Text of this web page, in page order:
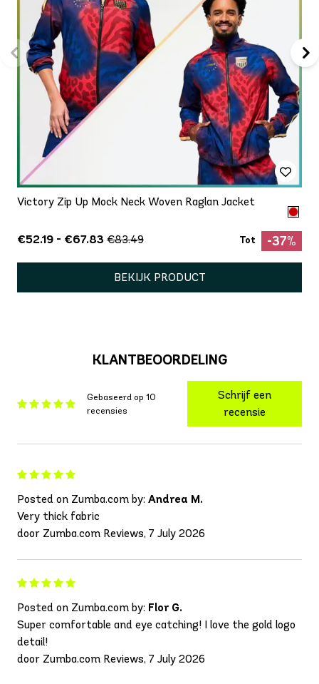
Victory Zip Up Mock Neck Woven Raglan Jacket
€52.19 - €67.83 €83.49 Tot -37%
BEKIJK PRODUCT
KLANTBEOORDELING
Gebaseerd op 10
recensies
Schrijf een
recensie
Posted on Zumba.com by: Andrea M.
Very thick fabric
door Zumba.com Reviews, 7 July 2026
Posted on Zumba.com by: Flor G.
Super comfortable and eye catching! I love the gold logo
detail!
door Zumba.com Reviews, 7 July 2026